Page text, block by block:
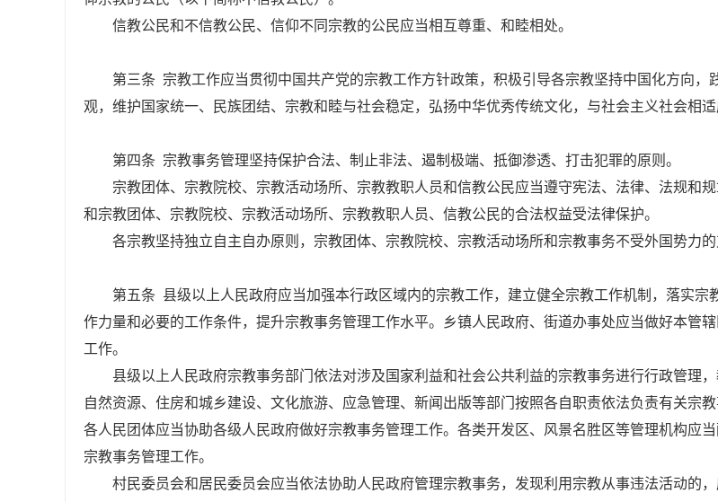
信教公民和不信教公民、信仰不同宗教的公民应当相互尊重、和睦相处。
第三条 宗教工作应当贯彻中国共产党的宗教工作方针政策，积极引导各宗教坚持中国化方向，
观，维护国家统一、民族团结、宗教和睦与社会稳定，弘扬中华优秀传统文化，与社会主义社会相适
第四条 宗教事务管理坚持保护合法、制止非法、遏制极端、抵御渗透、打击犯罪的原则。
宗教团体、宗教院校、宗教活动场所、宗教教职人员和信教公民应当遵守宪法、法律、法规和
和宗教团体、宗教院校、宗教活动场所、宗教教职人员、信教公民的合法权益受法律保护。
各宗教坚持独立自主自办原则，宗教团体、宗教院校、宗教活动场所和宗教事务不受外国势力的
第五条 县级以上人民政府应当加强本行政区域内的宗教工作，建立健全宗教工作机制，落实宗
作力量和必要的工作条件，提升宗教事务管理工作水平。乡镇人民政府、街道办事处应当做好本管
工作。
县级以上人民政府宗教事务部门依法对涉及国家利益和社会公共利益的宗教事务进行行政管理，
自然资源、住房和城乡建设、文化旅游、应急管理、新闻出版等部门按照各自职责依法负责有关宗教
各人民团体应当协助各级人民政府做好宗教事务管理工作。各类开发区、风景名胜区等管理机构应
宗教事务管理工作。
村民委员会和居民委员会应当依法协助人民政府管理宗教事务，发现利用宗教从事违法活动的